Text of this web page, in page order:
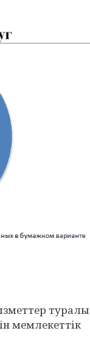
туралы
мемлекеттік